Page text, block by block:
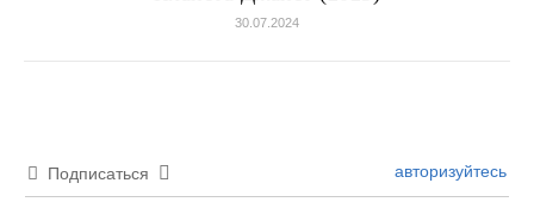
30.07.2024
Подписаться авторизуйтесь